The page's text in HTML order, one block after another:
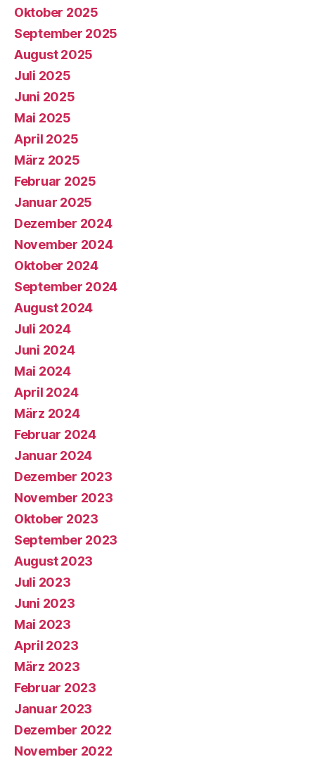
Oktober 2025
September 2025
August 2025
Juli 2025
Juni 2025
Mai 2025
April 2025
März 2025
Februar 2025
Januar 2025
Dezember 2024
November 2024
Oktober 2024
September 2024
August 2024
Juli 2024
Juni 2024
Mai 2024
April 2024
März 2024
Februar 2024
Januar 2024
Dezember 2023
November 2023
Oktober 2023
September 2023
August 2023
Juli 2023
Juni 2023
Mai 2023
April 2023
März 2023
Februar 2023
Januar 2023
Dezember 2022
November 2022